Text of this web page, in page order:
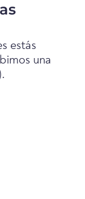
estás
una